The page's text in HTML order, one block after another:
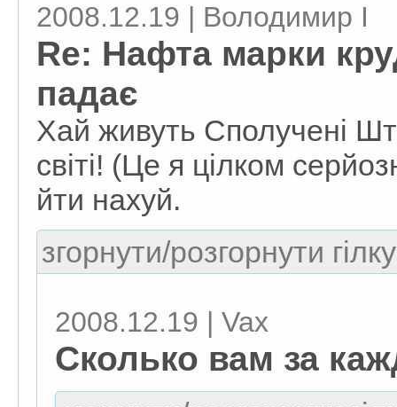
2008.12.19 | Володимир I
Re: Нафта марки
падає
Хай живуть Сполучені
світі! (Це я цілком
йти нахуй.
згорнути/розгорнути
2008.12.19 | Vax
Сколько вам за